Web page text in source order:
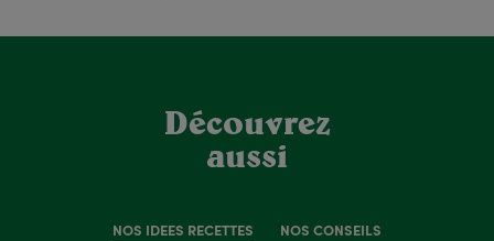
Découvrez
aussi
NOS IDÉES RECETTES NOS CONSEILS